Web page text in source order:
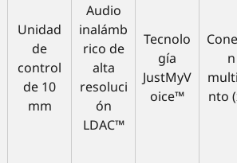
Unidad
de
control
de 10
mm
Audio
inalámb
rico de
alta
resoluci
ón
LDAC™
Tecnolo
gía
JustMyV
oice™
n
nto